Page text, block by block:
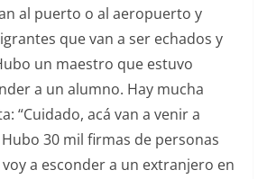
al puerto o al aeropuerto y
que van a ser echados y
un maestro que estuvo
a un alumno. Hay mucha
“Cuidado, acá van a venir a
30 mil firmas de personas
a esconder a un extranjero en